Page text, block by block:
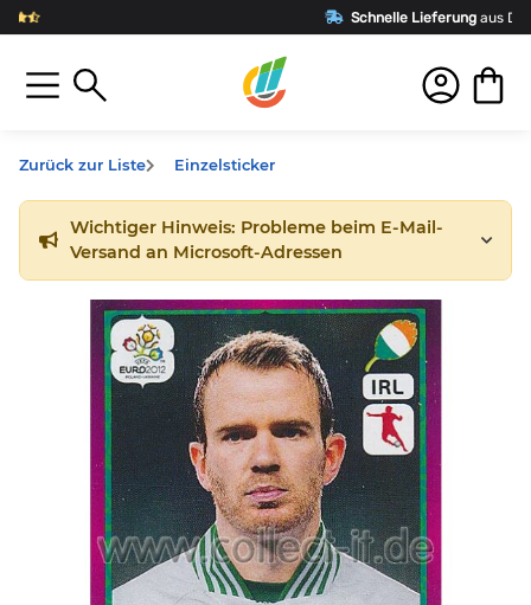
Schnelle Lieferungaus Deutschland
Zurück zur Liste Einzelsticker
Wichtiger Hinweis: Probleme beim E-Mail-
Versand an Microsoft-Adressen